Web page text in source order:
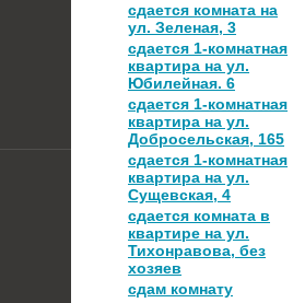
сдается комната на
ул. Зеленая, 3
сдается 1-комнатная
квартира на ул.
Юбилейная. 6
сдается 1-комнатная
квартира на ул.
Добросельская, 165
сдается 1-комнатная
квартира на ул.
Сущевская, 4
сдается комната в
квартире на ул.
Тихонравова, без
хозяев
сдам комнату